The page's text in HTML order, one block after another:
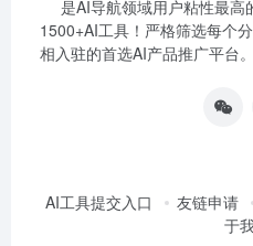
是AI导航领域用户粘性最
1500+AI工具！严格筛选每个
相入驻的首选AI产品推广平台
AI工具提交入口 友链申请
于